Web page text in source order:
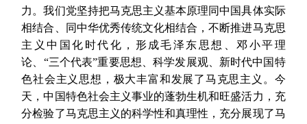
力。我们党坚持把马克思主义基本原理同中国具体实际
相结合、同中华优秀传统文化相结合，不断推进马克思
主义中国化时代化，形成毛泽东思想、邓小平理
论、“三个代表”重要思想、科学发展观、新时代中国特
色社会主义思想，极大丰富和发展了马克思主义。今
天，中国特色社会主义事业的蓬勃生机和旺盛活力，充
分检验了马克思主义的科学性和真理性，充分展现了马